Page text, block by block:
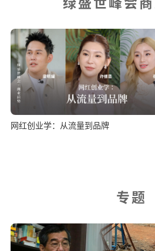
网红创业学：从流量到品牌
专题